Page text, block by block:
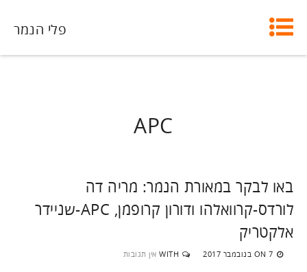
פלי הנמר
APC
באו לבקר במאורת הנמר: מריה דה
לורדס-קרוואלהו ודורון קרופמן, APC-שניידר
אלקטריק
ON 7 בנובמבר 2017 WITH אין תגובות